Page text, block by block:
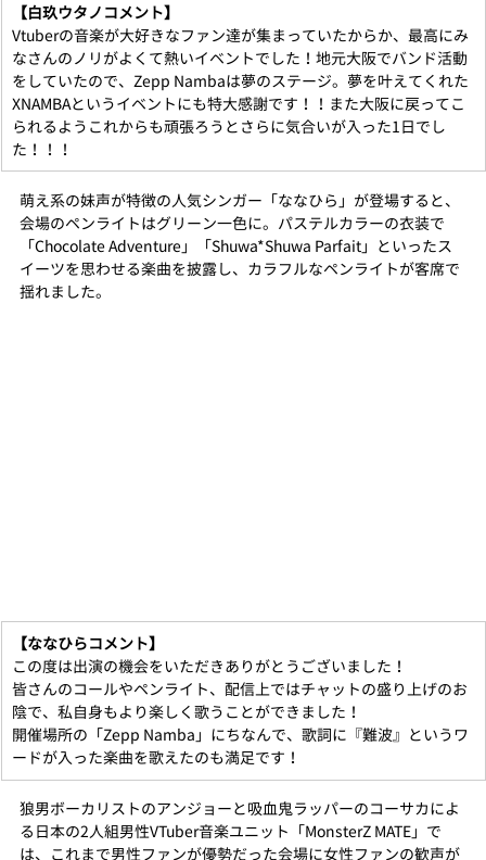
【白玖ウタノコメント】
Vtuberの音楽が大好きなファン達が集まっていたからか、最高にみ
なさんのノリがよくて熱いイベントでした！地元大阪でバンド活動
をしていたので、Zepp Nambaは夢のステージ。夢を叶えてくれた
XNAMBAというイベントにも特大感謝です！！また大阪に戻ってこ
られるようこれからも頑張ろうとさらに気合いが入った1日でし
た！！！
萌え系の妹声が特徴の人気シンガー「ななひら」が登場すると、
会場のペンライトはグリーン一色に。パステルカラーの衣装で
「Chocolate Adventure」「Shuwa*Shuwa Parfait」といったス
イーツを思わせる楽曲を披露し、カラフルなペンライトが客席で
揺れました。
【ななひらコメント】
この度は出演の機会をいただきありがとうございました！
皆さんのコールやペンライト、配信上ではチャットの盛り上げのお
陰で、私自身もより楽しく歌うことができました！
開催場所の「Zepp Namba」にちなんで、歌詞に『難波』というワ
ードが入った楽曲を歌えたのも満足です！
狼男ボーカリストのアンジョーと吸血鬼ラッパーのコーサカによ
る日本の2人組男性VTuber音楽ユニット「MonsterZ MATE」で
は、これまで男性ファンが優勢だった会場に女性ファンの歓声が